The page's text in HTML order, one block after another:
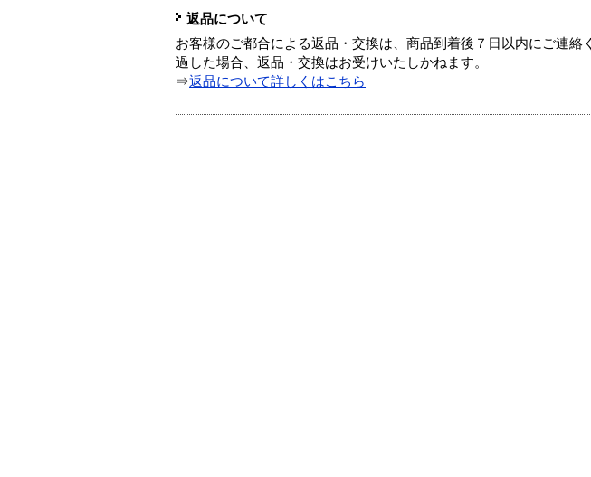
返品について
お客様のご都合による返品・交換は、商品到着後７日以内にご連
過した場合、返品・交換はお受けいたしかねます。
⇒返品について詳しくはこちら